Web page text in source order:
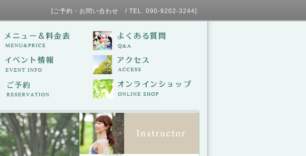
[ご予約・お問い合わせ / TEL. 090-9202-3244]